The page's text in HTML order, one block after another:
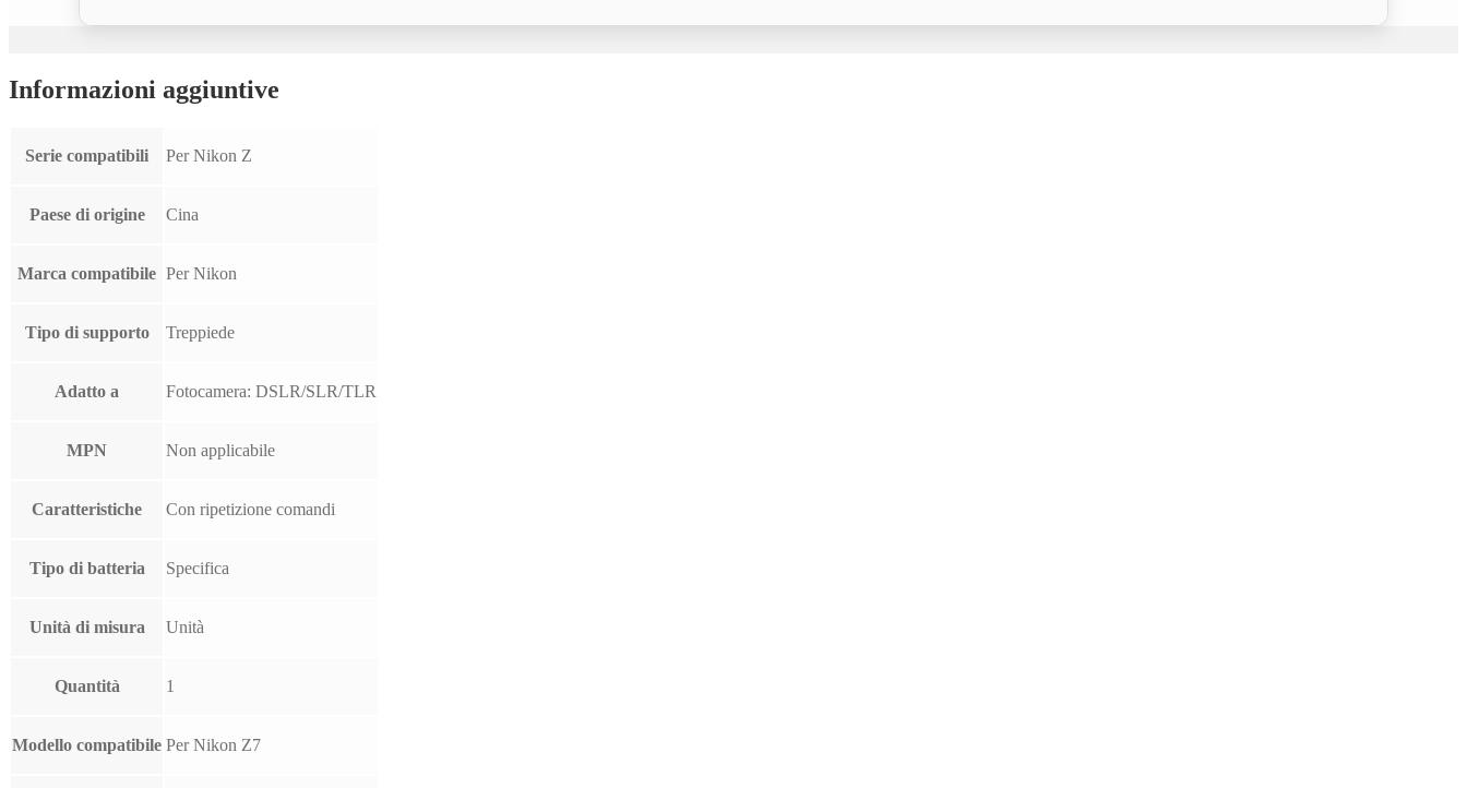
Informazioni aggiuntive
Serie compatibili Per Nikon Z
Paese di origine Cina
Marca compatibile Per Nikon
Tipo di supporto Treppiede
Adatto a Fotocamera: DSLR/SLR/TLR
MPN Non applicabile
Caratteristiche Con ripetizione comandi
Tipo di batteria Specifica
Unità di misura Unità
Quantità 1
Modello compatibile Per Nikon Z7